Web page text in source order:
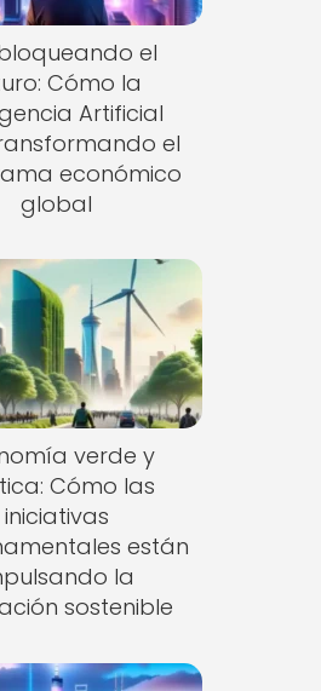
el
Cómo la
Artificial
el
económico
global
verde y
Cómo las
iniciativas
están
la
sostenible